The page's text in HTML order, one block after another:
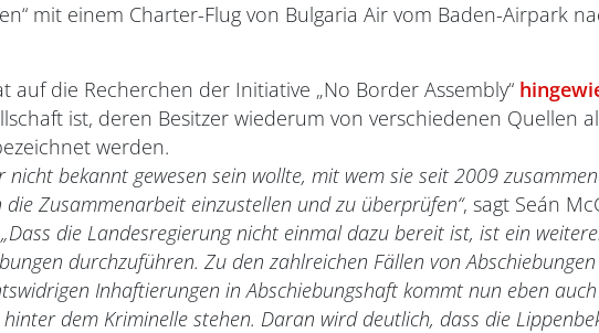
mit einem Charter-Flug von Bulgaria Air vom Baden-Airpark
die Recherchen der Initiative „No Border Assembly“
ist, deren Besitzer wiederum von verschiedenen Quellen
werden.
nicht bekannt gewesen sein wollte, mit wem sie seit 2009
Zusammenarbeit einzustellen und zu überprüfen“, sagt Seán
„Dass die Landesregierung nicht einmal dazu bereit ist, ist ein
durchzuführen. Zu den zahlreichen Fällen von
Inhaftierungen in Abschiebungshaft kommt nun eben
dem Kriminelle stehen. Daran wird deutlich, dass die